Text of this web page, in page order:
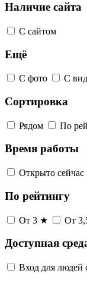
Наличие сайта
С сайтом
Ещё
С фото С
Сортировка
Рядом По
Время работы
Открыто сейчас
По рейтингу
От 3 ★ От
Доступная
Вход для людей